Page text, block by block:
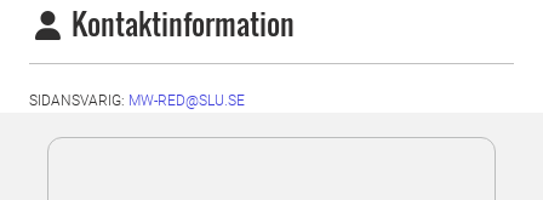
Kontaktinformation
SIDANSVARIG: MW-RED@SLU.SE